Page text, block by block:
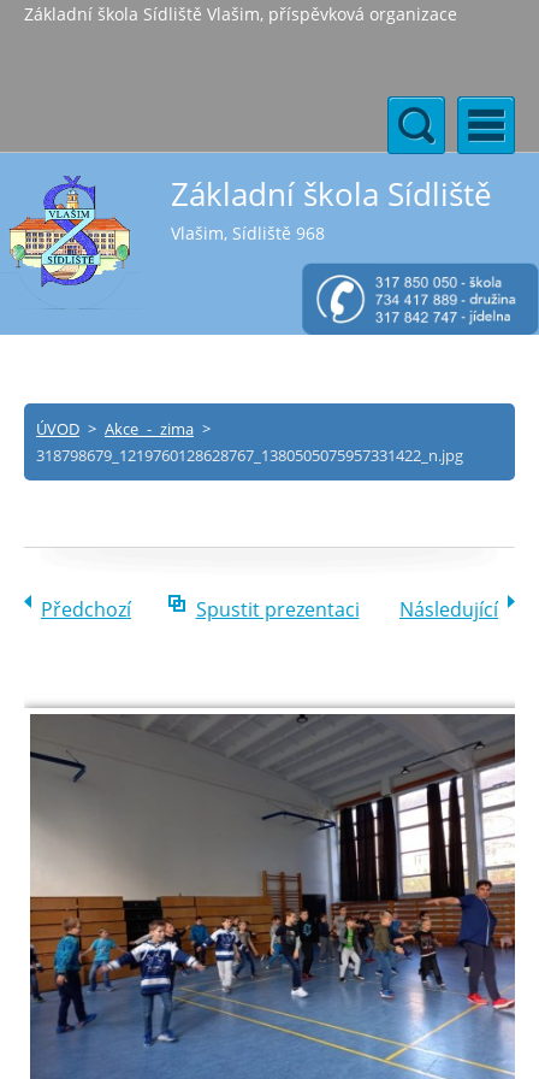
Základní škola Sídliště Vlašim, příspěvková organizace
Základní škola Sídliště
Vlašim, Sídliště 968
ÚVOD > Akce - zima >
318798679_1219760128628767_1380505075957331422_n.jpg
Předchozí Spustit prezentaci Následující